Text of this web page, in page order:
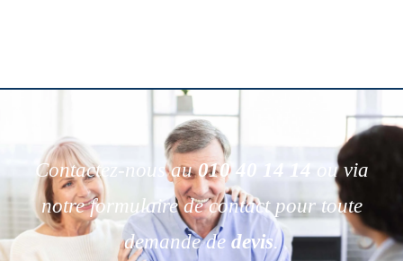
Contactez-nous au010 40 14 14
ou via
notre formulaire de contact pour toute
demande de devis.